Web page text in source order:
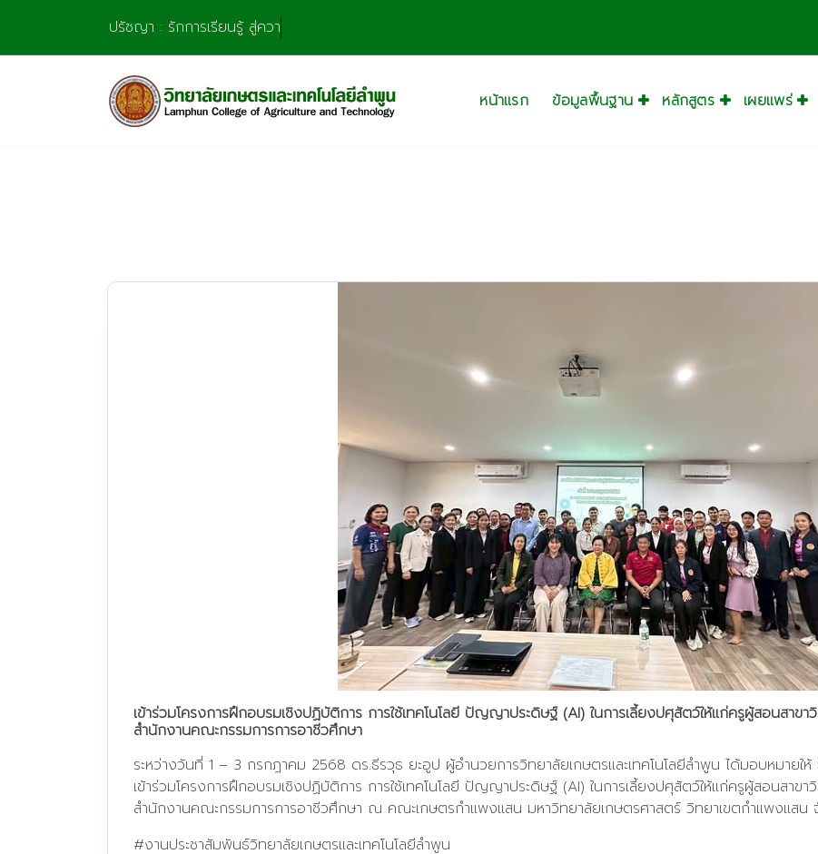
content
ปรัชญา : รักการเรียนรู้ สู่ความชำนาญ
หน้าแรก ข้อมูลพื้นฐาน หลักสูตร เผยแพร่
เข้าร่วมโครงการฝึกอบรมเชิงปฏิบัติการ การใช้เทคโนโลยี ปัญญาประดิษฐ์ (AI) ในการเลี้ยงปศุสัตว์ให้แก่ครูผู้สอนสาข
สำนักงานคณะกรรมการการอาชีวศึกษา
ระหว่างวันที่ 1 – 3 กรกฎาคม 2568 ดร.ธีรวุธ ยะอูป ผู้อำนวยการวิทยาลัยเกษตรและเทคโนโลยีลำพูน ได้มอบหมาย
เข้าร่วมโครงการฝึกอบรมเชิงปฏิบัติการ การใช้เทคโนโลยี ปัญญาประดิษฐ์ (AI) ในการเลี้ยงปศุสัตว์ให้แก่ครูผู้สอนสาข
สำนักงานคณะกรรมการการอาชีวศึกษา ณ คณะเกษตรกำแพงแสน มหาวิทยาลัยเกษตรศาสตร์ วิทยาเขตกำแพงแสน
#งานประชาสัมพันธ์วิทยาลัยเกษตรและเทคโนโลยีลำพูน